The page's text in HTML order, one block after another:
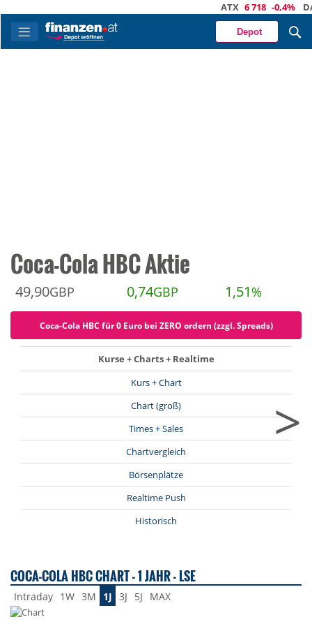
6 718 -0,4% DAX
Depot
Coca-Cola HBC Aktie
49,90GBP 0,74GBP 1,51 %
Coca-Cola HBC für 0 Euro bei ZERO ordern (zzgl. Spreads)
Kurse + Charts + Realtime
Kurs + Chart
Chart (groß)
Times + Sales
Chartvergleich
Börsenplätze
Realtime Push
Historisch
>
COCA-COLA HBC CHART - 1 JAHR - LSE
Intraday 1W 3M 1J 3J 5J MAX